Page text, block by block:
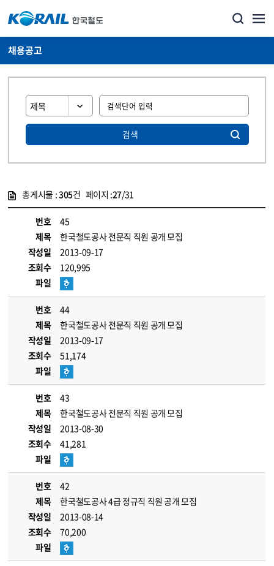
채용공고
검색
총게시물 :305건 페이지 :27/31
번호
45
제목
한국철도공사 전문직 직원 공개 모집
작성일
2013-09-17
조회수
120,995
파일
번호
44
제목
한국철도공사 전문직 직원 공개 모집
작성일
2013-09-17
조회수
51,174
파일
번호
43
제목
한국철도공사 전문직 직원 공개 모집
작성일
2013-08-30
조회수
41,281
파일
번호
42
제목
한국철도공사 4급 정규직 직원 공개 모집
작성일
2013-08-14
조회수
70,200
파일